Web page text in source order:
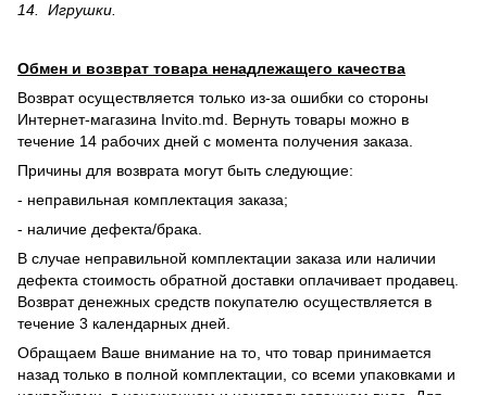
14. Игрушки.
Обмен и возврат товара ненадлежащего качества
Возврат осуществляется только из-за ошибки со стороны
Интернет-магазина Invito.md. Вернуть товары можно в
течение 14 рабочих дней с момента получения заказа.
Причины для возврата могут быть следующие:
- неправильная комплектация заказа;
- наличие дефекта/брака.
В случае неправильной комплектации заказа или наличии
дефекта стоимость обратной доставки оплачивает продавец.
Возврат денежных средств покупателю осуществляется в
течение 3 календарных дней.
Обращаем Ваше внимание на то, что товар принимается
назад только в полной комплектации, со всеми упаковками и